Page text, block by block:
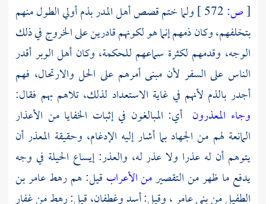
[ص:
ولما ختم قصص أهل المدر بذم أولي الطول منهم
بتخلفهم، وكان ذمهم إنما هو لكونهم قادرين على الخروج في ذلك
الوجه، وقدمهم لكثرة سماعهم للحكمة، وكان أهل الوبر أقدر
الناس على السفر لأن مبنى أمرهم على الحل والارتحال، فهم
أجدر بالذم لأنهم في غاية الاستعداد لذلك، تلاهم بهم فقال:
وجاء المعذرون أي: المبالغون في إثبات الخفايا من الأعذار
المانعة لهم من الجهاد بما أشار إليه الإدغام، وحقيقة المعذر أن
يتوهم أن له عذرا ولا عذر له، والعذر: إيساع الحيلة في وجه
يدفع ما ظهر من التقصيرمن الأعراب قيل: هم رهطعامر بن
الطفيلمنبني عامر، وقيل:أسدوغطفان،قيل: رهط منغفار